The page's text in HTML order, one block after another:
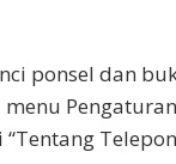
ponsel dan